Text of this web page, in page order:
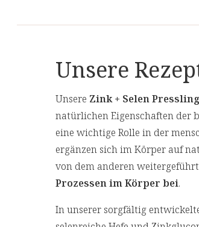
Unsere
Unsere Zink + Selen
natürlichen Eigenschaften der
eine wichtige Rolle in der
ergänzen sich im Körper auf
von dem anderen
Prozessen im Körper bei.
In unserer sorgfältig